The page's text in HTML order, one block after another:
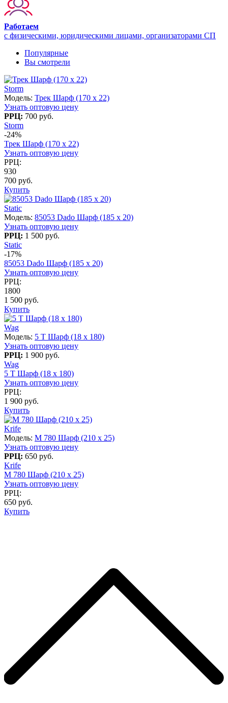
Работаем
с физическими, юридическими лицами, организаторами СП
Популярные
Вы смотрели
Storm
Модель: Трек Шарф (170 х 22)
Узнать оптовую цену
РРЦ: 700 руб.
Storm
-24%
Трек Шарф (170 х 22)
Узнать оптовую цену
РРЦ:
930
700 руб.
Купить
Static
Модель: 85053 Dado Шарф (185 х 20)
Узнать оптовую цену
РРЦ: 1 500 руб.
Static
-17%
85053 Dado Шарф (185 х 20)
Узнать оптовую цену
РРЦ:
1800
1 500 руб.
Купить
Wag
Модель: 5 T Шарф (18 x 180)
Узнать оптовую цену
РРЦ: 1 900 руб.
Wag
5 T Шарф (18 x 180)
Узнать оптовую цену
РРЦ:
1 900 руб.
Купить
Krife
Модель: M 780 Шарф (210 x 25)
Узнать оптовую цену
РРЦ: 650 руб.
Krife
M 780 Шарф (210 x 25)
Узнать оптовую цену
РРЦ:
650 руб.
Купить